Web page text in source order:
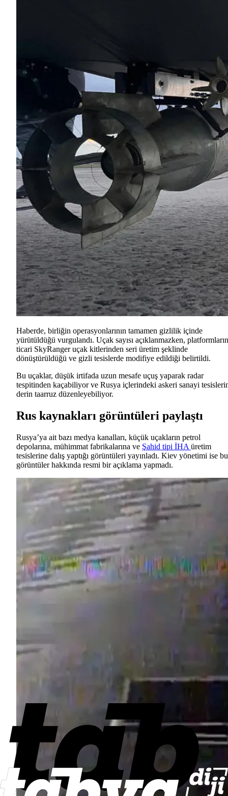
Haberde, birliğin operasyonlarının tamamen gizlilik içinde
yürütüldüğü vurgulandı. Uçak sayısı açıklanmazken, platformların
ticari SkyRanger uçak kitlerinden seri üretim şeklinde
dönüştürüldüğü ve gizli tesislerde modifiye edildiği belirtildi.
Bu uçaklar, düşük irtifada uzun mesafe uçuş yaparak radar
tespitinden kaçabiliyor ve Rusya içlerindeki askeri sanayi
derin taarruz düzenleyebiliyor.
Rus kaynakları görüntüleri paylaştı
Rusya’ya ait bazı medya kanalları, küçük uçakların petrol
depolarına, mühimmat fabrikalarına ve Şahid tipi İHA üretim
tesislerine dalış yaptığı görüntüleri yayınladı. Kiev yönetimi ise bu
görüntüler hakkında resmi bir açıklama yapmadı.